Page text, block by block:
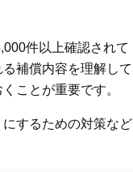
件以上確認されて
補償内容を理解して
ことが重要です。
するための対策など